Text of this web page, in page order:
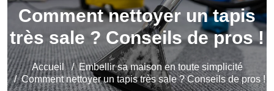
Comment nettoyer un tapis
très sale ? Conseils de pros !
Accueil
Embellir sa maison en toute simplicité
Comment nettoyer un tapis très sale ? Conseils de pros !